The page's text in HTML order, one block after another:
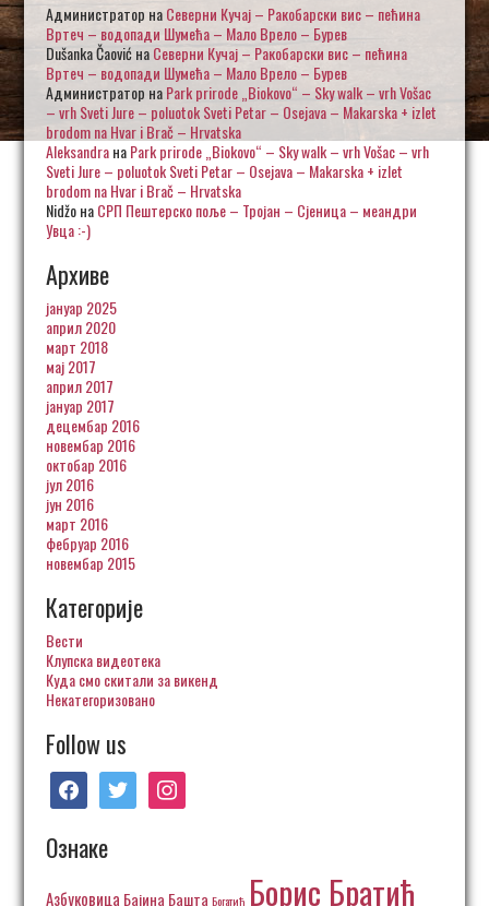
Администратор наСеверни Кучај – Ракобарски вис – пећина
Вртеч – водопади Шумећа – Мало Врело – Бурев
Dušanka ČaovićнаСеверни Кучај – Ракобарски вис – пећина
Вртеч – водопади Шумећа – Мало Врело – Бурев
Администратор наPark prirode „Biokovo“ – Sky walk – vrh Vošac
– vrh Sveti Jure – poluotok Sveti Petar – Osejava – Makarska + izlet
brodom na Hvar i Brač – Hrvatska
AleksandraнаPark prirode „Biokovo“ – Sky walk – vrh Vošac – vrh
Sveti Jure – poluotok Sveti Petar – Osejava – Makarska + izlet
brodom na Hvar i Brač – Hrvatska
NidžoнаСРП Пештерско поље – Тројан – Сјеница – меандри
Увца :-)
Архиве
јануар 2025
април 2020
март 2018
мај 2017
април 2017
јануар 2017
децембар 2016
новембар 2016
октобар 2016
јул 2016
јун 2016
март 2016
фебруар 2016
новембар 2015
Категорије
Вести
Клупска видеотека
Куда смо скитали за викенд
Некатегоризовано
Follow us
facebooktwitter instagram
Ознаке
Азбуковица Бајина Башта Богатић Борис Братић